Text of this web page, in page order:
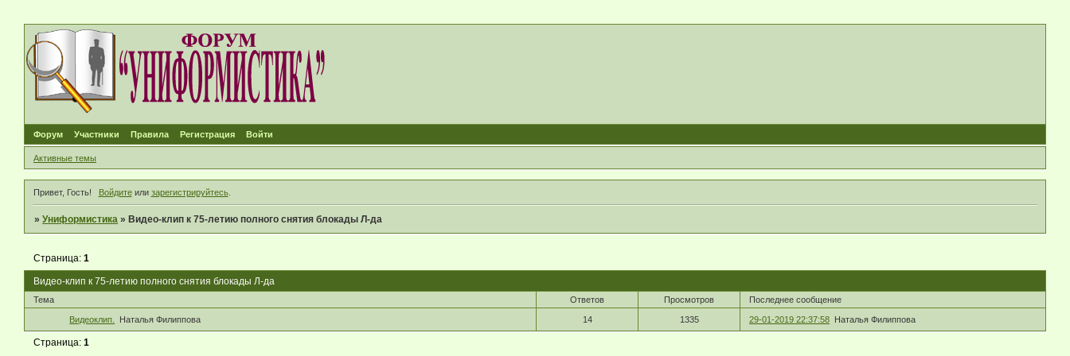
Форум Участники Правила Регистрация Войти
Активные темы
Привет, Гость! Войдитеили зарегистрируйтесь.
»Униформистика » Видео-клип к 75-летию полного снятия блокады Л-да
Видео-клип к 75-летию полного снятия блокады Л-да
Страница:1
Тема Ответов Просмотров Последнее сообщение
Видеоклип. Наталья Филиппова 14 1335 29-01-2019 22:37:58 Наталья Филиппова
Страница:1